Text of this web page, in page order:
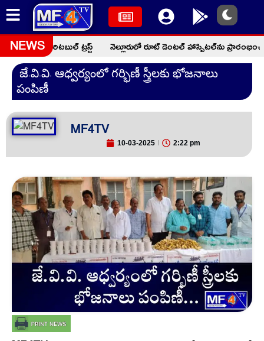
NEWS
చారిటబుల్ ట్రస్ట్ నెల్లూరులో రూట్ డెంటల్ హాస్పిటల్‌ను
జే.వి.వి. ఆధ్వర్యంలో గర్భిణీ స్త్రీలకు భోజనాలు
పంపిణీ
MF4TV
10-03-2025 2:22 pm